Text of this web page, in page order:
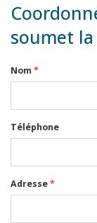
soumet
Nom *
Téléphone
Adresse*